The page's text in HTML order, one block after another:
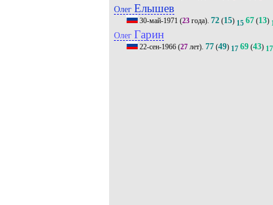
Олег Елышев
30-май-1971 (23года). 72(15) 15 67(13)
Олег Гарин
22-сен-1966(27лет). 77(49) 17 69(43) 17